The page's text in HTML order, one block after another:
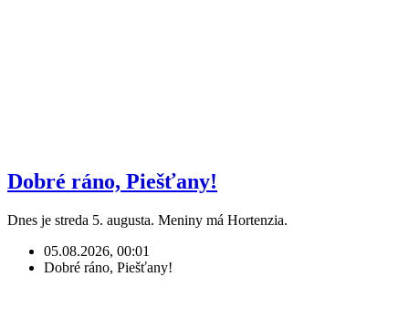
Dobré ráno, Piešťany!
Dnes je streda 5. augusta. Meniny má Hortenzia.
05.08.2026, 00:01
Dobré ráno, Piešťany!